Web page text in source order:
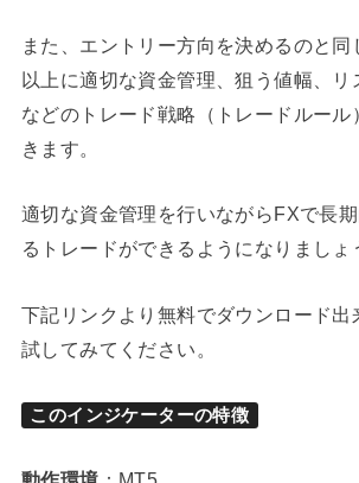
また、エントリー方向を決めるのと
以上に適切な資金管理、狙う値幅、リ
などのトレード戦略（トレードルール
きます。
適切な資金管理を行いながらFXで長
るトレードができるようになりましょ
下記リンクより無料でダウンロード出
試してみてください。
このインジケーターの特徴